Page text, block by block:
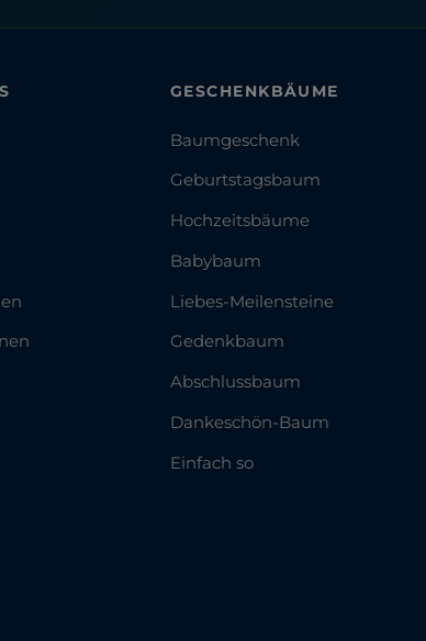
GESCHENKBÄUME
Baumgeschenk
Geburtstagsbaum
Hochzeitsbäume
Babybaum
Liebes-Meilensteine
Gedenkbaum
Abschlussbaum
Dankeschön-Baum
Einfach so